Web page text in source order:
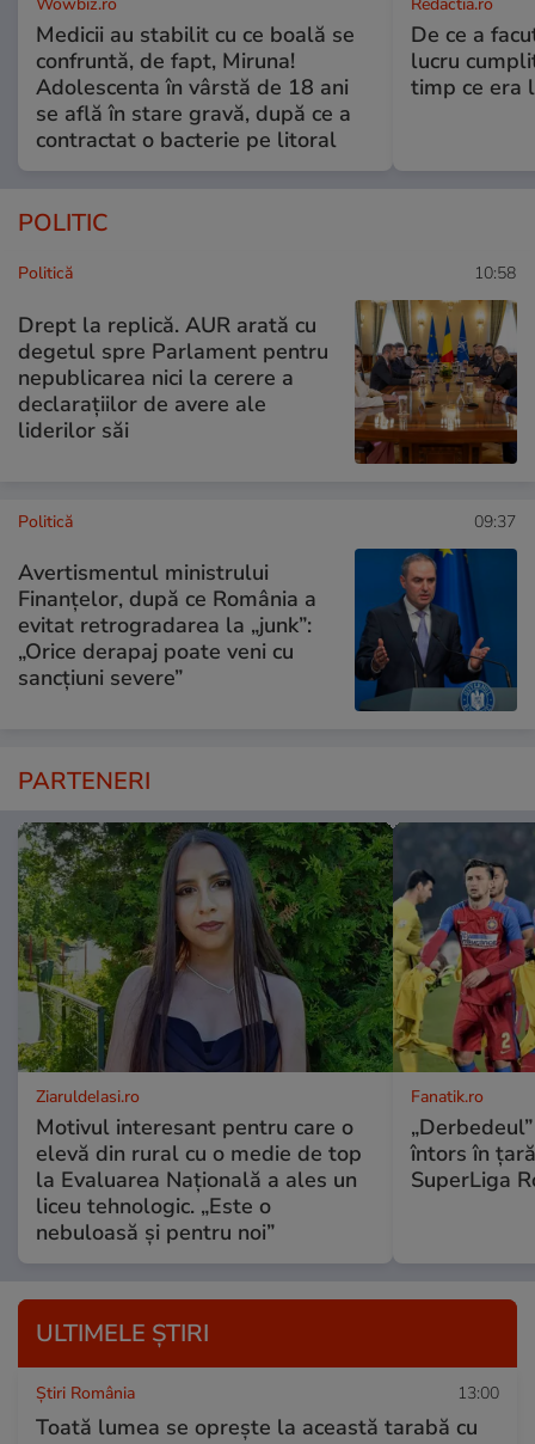
Wowbiz.ro
Medicii au stabilit cu ce boală se
confruntă, de fapt, Miruna!
Adolescenta în vârstă de 18 ani
se află în stare gravă, după ce a
contractat o bacterie pe litoral
Redactia.ro
De ce a
lucru
timp ce era
POLITIC
Politică 10:58
Drept la replică. AUR arată cu
degetul spre Parlament pentru
nepublicarea nici la cerere a
declarațiilor de avere ale
liderilor săi
Politică 09:37
Avertismentul ministrului
Finanțelor, după ce România a
evitat retrogradarea la „junk”:
„Orice derapaj poate veni cu
sancțiuni severe”
PARTENERI
ZiaruldeIasi.ro
Motivul interesant pentru care o
elevă din rural cu o medie de top
la Evaluarea Națională a ales un
liceu tehnologic. „Este o
nebuloasă și pentru noi”
Fanatik.ro
întors în
SuperLiga
ULTIMELE ȘTIRI
Știri România 13:00
Toată lumea se oprește la această tarabă cu